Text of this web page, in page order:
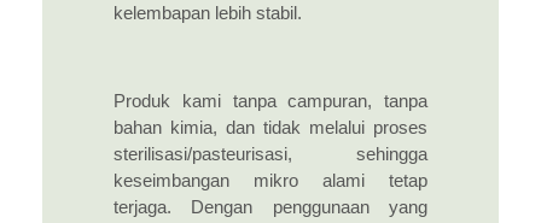
kelembapan lebih stabil.
Produk kami tanpa campuran, tanpa
bahan kimia, dan tidak melalui proses
sterilisasi/pasteurisasi, sehingga
keseimbangan mikro alami tetap
terjaga. Dengan penggunaan yang